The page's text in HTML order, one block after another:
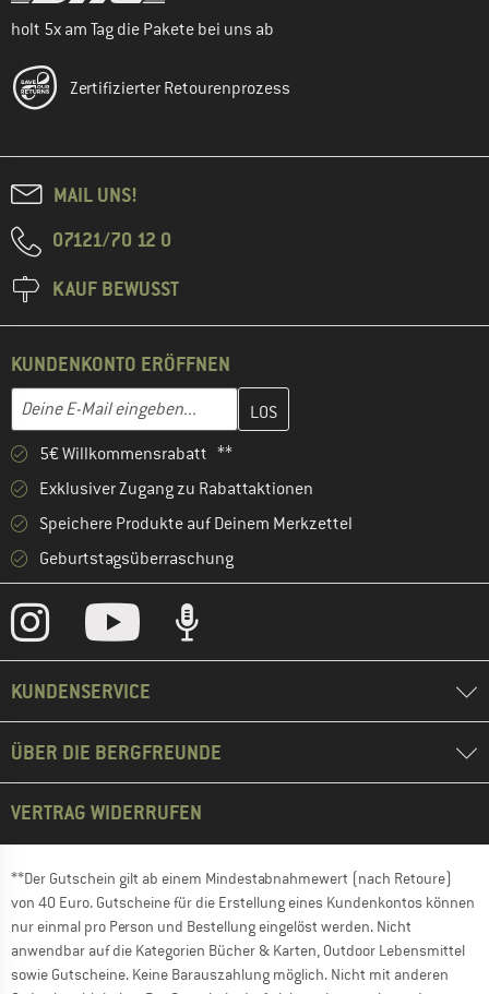
holt 5x am Tag die Pakete bei uns ab
Zertifizierter Retourenprozess
MAIL UNS!
07121/70 12 0
KAUF BEWUSST
KUNDENKONTO ERÖFFNEN
E-Mail-Adresse
Gib hier deine E-Mail-Adresse ein und erstelle im nächsten
5€ Willkommensrabatt **
Exklusiver Zugang zu Rabattaktionen
Speichere Produkte auf Deinem Merkzettel
Geburtstagsüberraschung
KUNDENSERVICE
ÜBER DIE BERGFREUNDE
VERTRAG WIDERRUFEN
**Der Gutschein gilt ab einem Mindestabnahmewert (nach Retoure)
von 40 Euro. Gutscheine für die Erstellung eines Kundenkontos können
nur einmal pro Person und Bestellung eingelöst werden. Nicht
anwendbar auf die Kategorien Bücher & Karten, Outdoor Lebensmittel
sowie Gutscheine. Keine Barauszahlung möglich. Nicht mit anderen